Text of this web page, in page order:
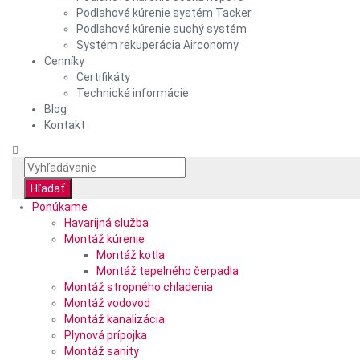
Podlahové kúrenie systém Tacker
Podlahové kúrenie suchý systém
Systém rekuperácia Airconomy
Cenníky
Certifikáty
Technické informácie
Blog
Kontakt
Ponúkame
Havarijná služba
Montáž kúrenie
Montáž kotla
Montáž tepelného čerpadla
Montáž stropného chladenia
Montáž vodovod
Montáž kanalizácia
Plynová prípojka
Montáž sanity